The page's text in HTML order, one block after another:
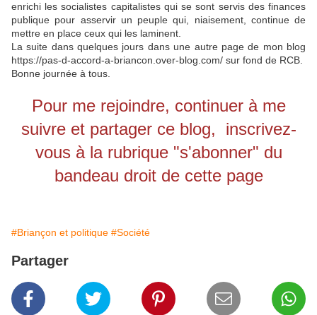
enrichi les socialistes capitalistes qui se sont servis des finances
publique pour asservir un peuple qui, niaisement, continue de
mettre en place ceux qui les laminent.
La suite dans quelques jours dans une autre page de mon blog
https://pas-d-accord-a-briancon.over-blog.com/ sur fond de RCB.
Bonne journée à tous.
Pour me rejoindre, continuer à me
suivre et partager ce blog, inscrivez-
vous à la rubrique "s'abonner" du
bandeau droit de cette page
#Briançon et politique #Société
Partager